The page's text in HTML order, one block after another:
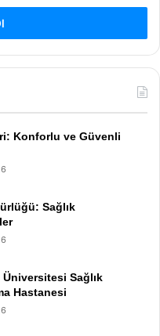
Konforlu ve Güvenli
Sağlık
Sağlık
Hastanesi